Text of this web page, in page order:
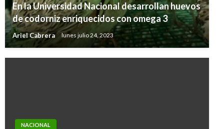
En la Universidad Nacional desarrollan huevos
de codorniz enriquecidos con omega 3
Ariel Cabrera lunes julio 24, 2023
NACIONAL